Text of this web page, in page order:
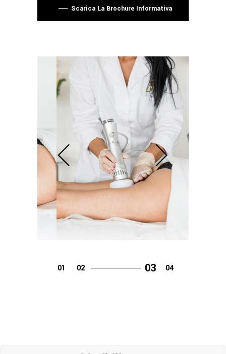
Scarica La Brochure Informativa